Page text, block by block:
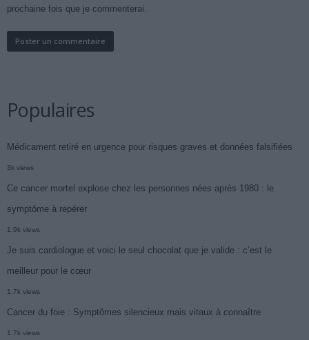
prochaine fois que je commenterai.
Populaires
Médicament retiré en urgence pour risques graves et données falsifiées
3k views
Ce cancer mortel explose chez les personnes nées après 1980 : le
symptôme à repérer
1.9k views
Je suis cardiologue et voici le seul chocolat que je valide : c’est le
meilleur pour le cœur
1.7k views
Cancer du foie : Symptômes silencieux mais vitaux à connaître
1.7k views